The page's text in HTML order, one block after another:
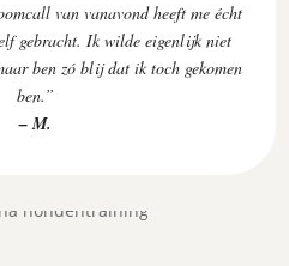
van vanavond heeft me écht
gebracht. Ik wilde eigenlijk niet
ben zó blij dat ik toch gekomen
ben.”
– M.